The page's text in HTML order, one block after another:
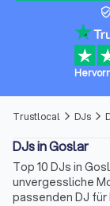
verified_user
Trustlocal arrow_forward_ios DJs arrow_forward_ios
DJs in Goslar
Top 10 DJs in
unvergessliche
passenden DJ für